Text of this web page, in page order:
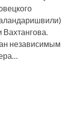
независимым